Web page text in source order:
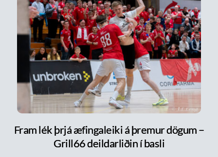
Fram lék þrjá æfingaleiki á þremur dögum –
Grill66 deildarliðin í basli